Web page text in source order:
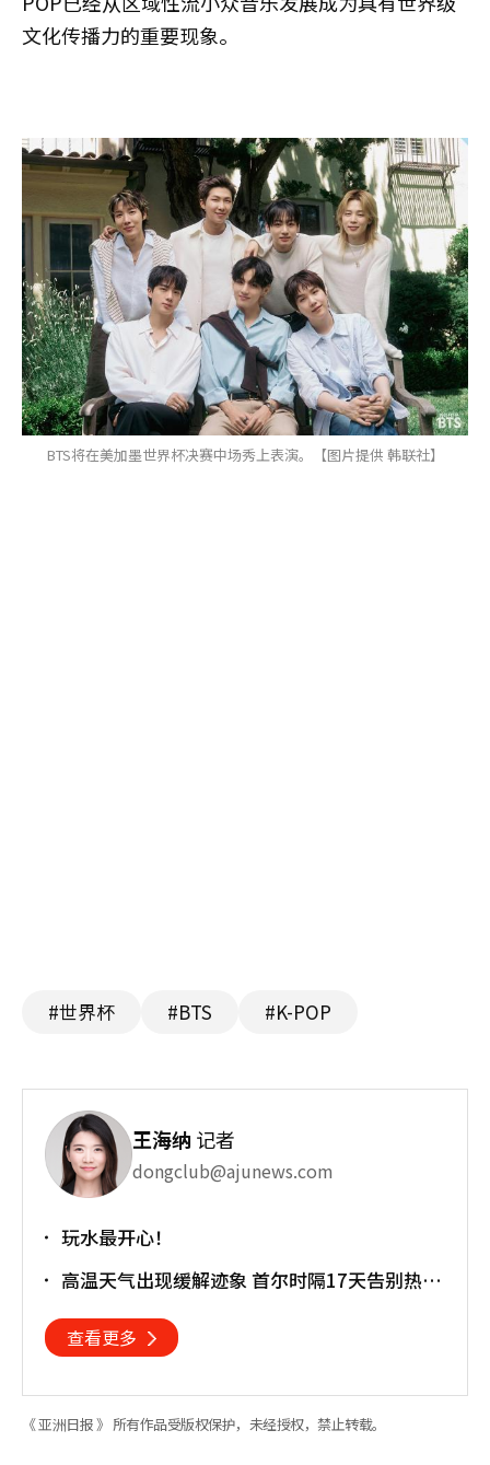
文化传播力的重要现象。
BTS将在美加墨世界杯决赛中场秀‌上表演。【图片提供 韩联社】
#世界杯 #BTS #K-POP
王海纳 记者
dongclub@ajunews.com
玩水最开心！
高温天气出现缓解迹象 首尔时隔17天告别热带
查看更多
《 亚洲日报 》 所有作品受版权保护，未经授权，禁止转载。